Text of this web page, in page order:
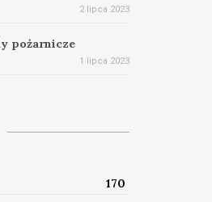
2 lipca 2023
pożarnicze
1 lipca 2023
170